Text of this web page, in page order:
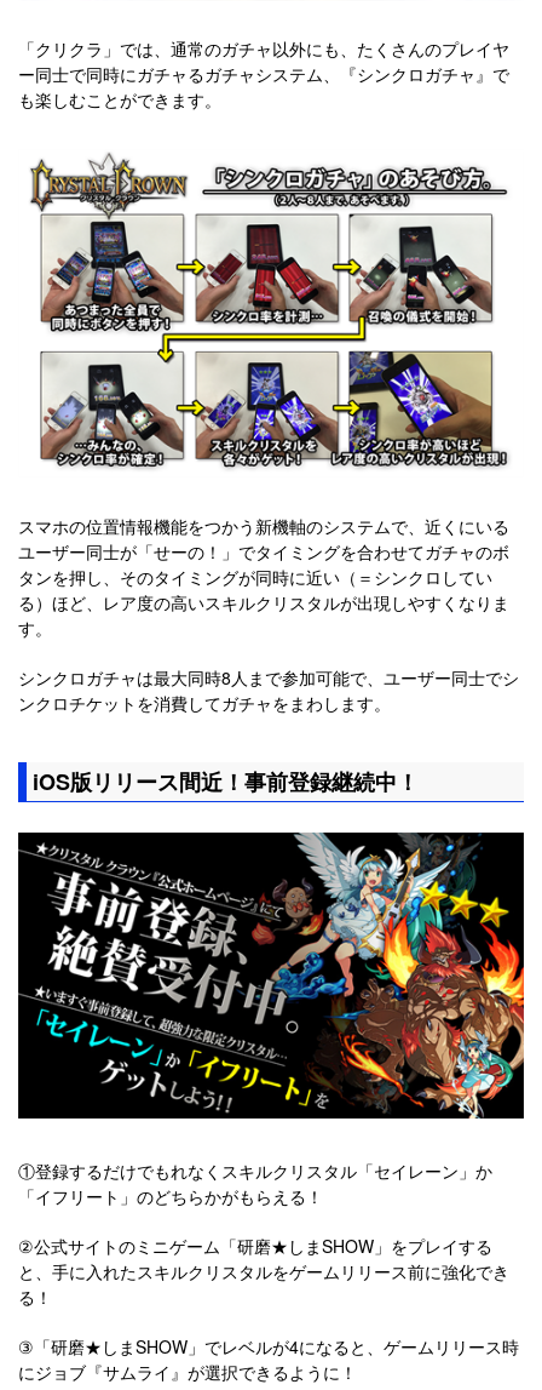
「クリクラ」では、通常のガチャ以外にも、たくさんのプレイヤ
ー同士で同時にガチャるガチャシステム、『シンクロガチャ』で
も楽しむことができます。
スマホの位置情報機能をつかう新機軸のシステムで、近くにいる
ユーザー同士が「せーの！」でタイミングを合わせてガチャのボ
タンを押し、そのタイミングが同時に近い（＝シンクロしてい
る）ほど、レア度の高いスキルクリスタルが出現しやすくなりま
す。
シンクロガチャは最大同時8人まで参加可能で、ユーザー同士でシ
ンクロチケットを消費してガチャをまわします。
iOS版リリース間近！事前登録継続中！
①登録するだけでもれなくスキルクリスタル「セイレーン」か
「イフリート」のどちらかがもらえる！
②公式サイトのミニゲーム「研磨★しまSHOW」をプレイする
と、手に入れたスキルクリスタルをゲームリリース前に強化でき
る！
③「研磨★しまSHOW」でレベルが4になると、ゲームリリース時
にジョブ『サムライ』が選択できるように！